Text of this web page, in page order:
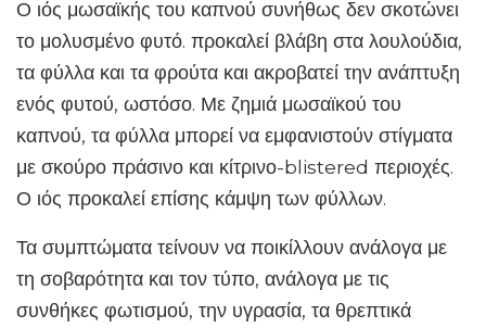
Ο ιός μωσαϊκής του καπνού συνήθως δεν σκοτώνει
το μολυσμένο φυτό. προκαλεί βλάβη στα λουλούδια,
τα φύλλα και τα φρούτα και ακροβατεί την ανάπτυξη
ενός φυτού, ωστόσο. Με ζημιά μωσαϊκού του
καπνού, τα φύλλα μπορεί να εμφανιστούν στίγματα
με σκούρο πράσινο και κίτρινο-blistered περιοχές.
Ο ιός προκαλεί επίσης κάμψη των φύλλων.
Τα συμπτώματα τείνουν να ποικίλλουν ανάλογα με
τη σοβαρότητα και τον τύπο, ανάλογα με τις
συνθήκες φωτισμού, την υγρασία, τα θρεπτικά